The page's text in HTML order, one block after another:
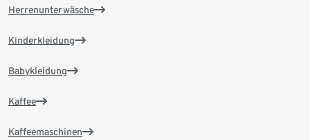
Herrenunterwäsche
Kinderkleidung
Babykleidung
Kaffee
Kaffeemaschinen